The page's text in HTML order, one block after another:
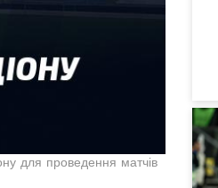
для проведення матчів